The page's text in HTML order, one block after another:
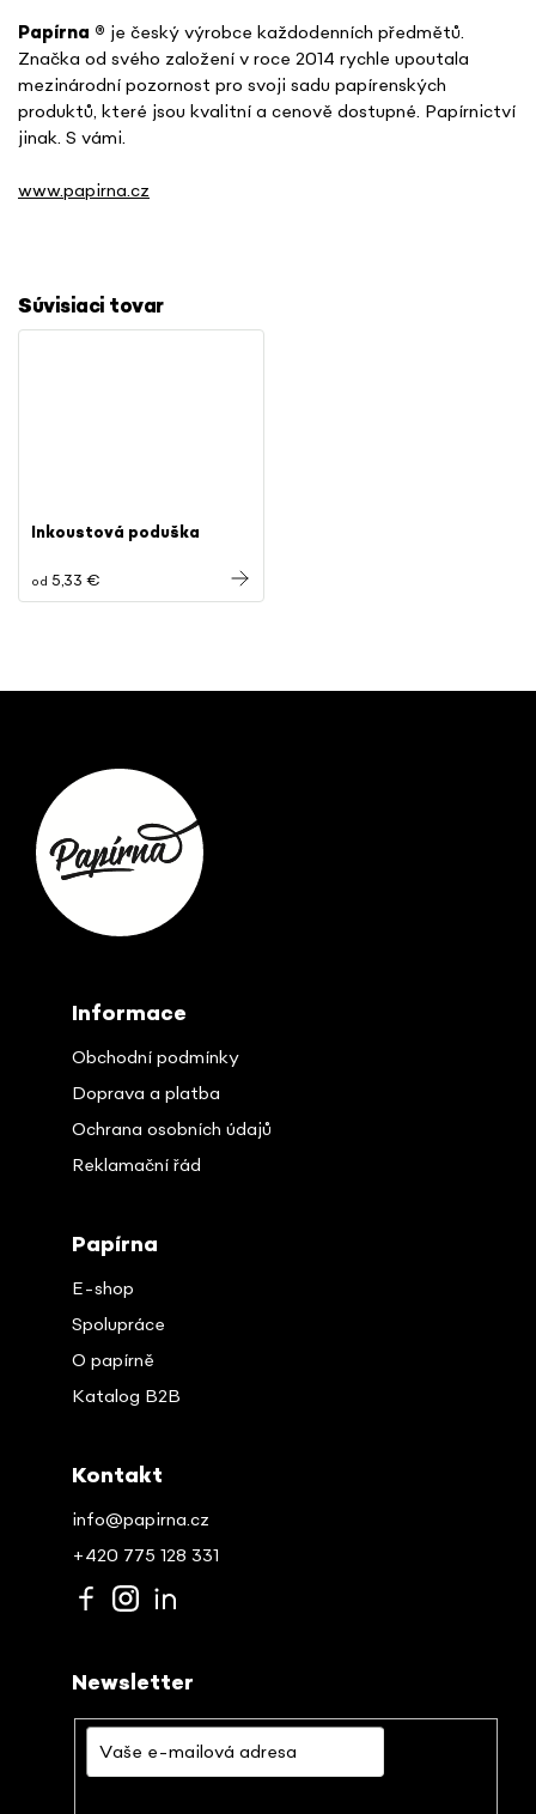
Súvisiaci tovar
Inkoustová poduška
od 5,33 €
Papírna ® je český výrobce každodenních předmětů.
Značka od svého založení v roce 2014 rychle upoutala
mezinárodní pozornost pro svoji sadu papírenských
produktů, které jsou kvalitní a cenově dostupné. Papírnictví
jinak. S vámi.
www.papirna.cz
Informace
Obchodní podmínky
Doprava a platba
Ochrana osobních údajů
Reklamační řád
Papírna
E-shop
Spolupráce
O papírně
Katalog B2B
Kontakt
info@papirna.cz
+420 775 128 331
Newsletter